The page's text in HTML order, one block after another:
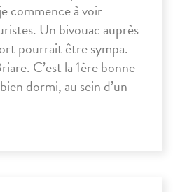
commence à voir
Un bivouac auprès
pourrait être sympa.
C’est la 1ère bonne
dormi, au sein d’un